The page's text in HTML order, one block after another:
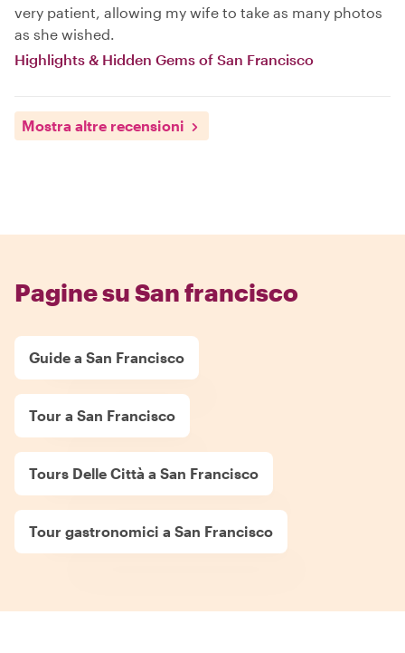
very patient, allowing my wife to take as many photos
as she wished.
Highlights & Hidden Gems of San Francisco
Mostra altre recensioni
Pagine su San francisco
Guide a San Francisco
Tour a San Francisco
Tours Delle Città a San Francisco
Tour gastronomici a San Francisco